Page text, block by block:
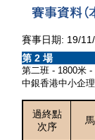
賽事日期: 19/
第 2 場
第二班 - 1800米
中銀香港中小企
過終點
次序